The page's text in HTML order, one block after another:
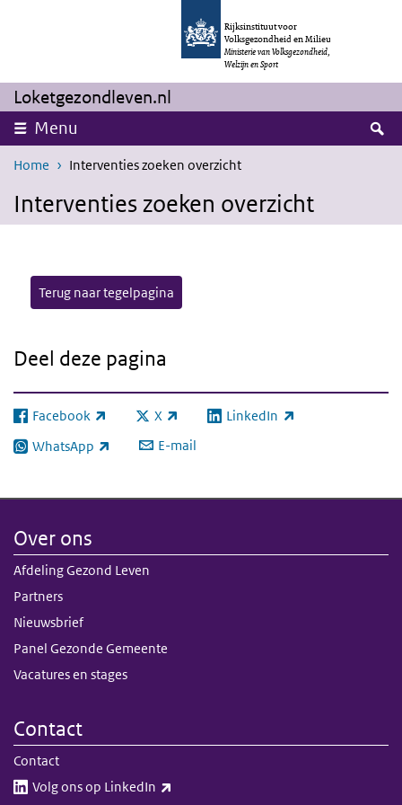
Overslaan en naar de inhoud gaan
Rijksinstituut voor
Volksgezondheid en Milieu
Ministerie van Volksgezondheid,
Welzijn en Sport
Loketgezondleven.nl
Menu
Home Interventies zoeken overzicht
Interventies zoeken overzicht
Terug naar tegelpagina
Deel deze pagina
Facebook
(externe link) X
(externe link) LinkedIn
(externe link)
WhatsApp
(externe link) E-mail
Over ons
Afdeling Gezond Leven
Partners
Nieuwsbrief
Panel Gezonde Gemeente
Vacatures en stages
Contact
Contact
Volg ons op LinkedIn​​